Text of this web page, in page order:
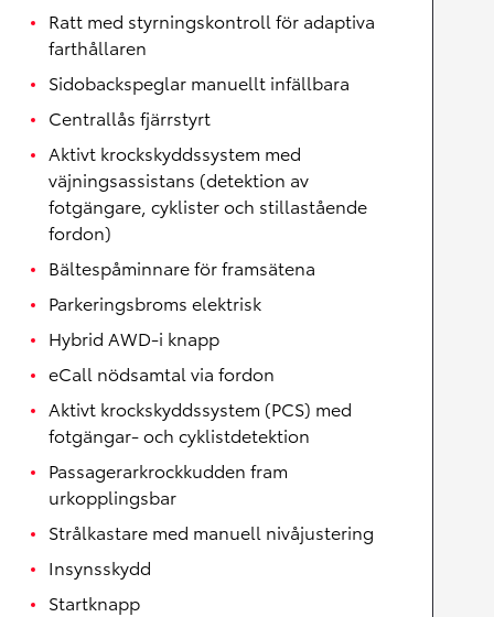
Ratt med styrningskontroll för adaptiva
farthållaren
Sidobackspeglar manuellt infällbara
Centrallås fjärrstyrt
Aktivt krockskyddssystem med
väjningsassistans (detektion av
fotgängare, cyklister och stillastående
fordon)
Bältespåminnare för framsätena
Parkeringsbroms elektrisk
Hybrid AWD-i knapp
eCall nödsamtal via fordon
Aktivt krockskyddssystem (PCS) med
fotgängar- och cyklistdetektion
Passagerarkrockkudden fram
urkopplingsbar
Strålkastare med manuell nivåjustering
Insynsskydd
Startknapp